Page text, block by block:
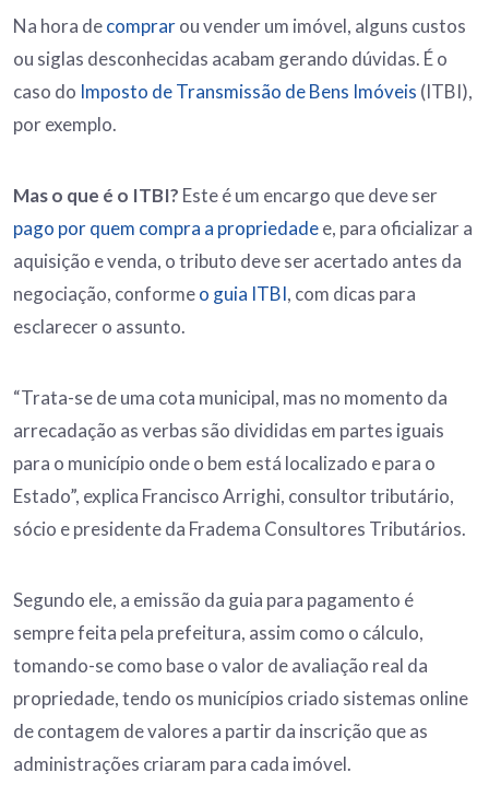
Na hora decomprarou vender um imóvel, alguns custos
ou siglas desconhecidas acabam gerando dúvidas. É o
caso do Imposto de Transmissão de Bens Imóveis (ITBI),
por exemplo.
Mas o que é o ITBI? Este é um encargo que deve ser
pago por quem compra a propriedadee, para oficializar a
aquisição e venda, o tributo deve ser acertado antes da
negociação, conformeo guia ITBI, com dicas para
esclarecer o assunto.
“Trata-se de uma cota municipal, mas no momento da
arrecadação as verbas são divididas em partes iguais
para o município onde o bem está localizado e para o
Estado”, explica Francisco Arrighi, consultor tributário,
sócio e presidente da Fradema Consultores Tributários.
Segundo ele, a emissão da guia para pagamento é
sempre feita pela prefeitura, assim como o cálculo,
tomando-se como base o valor de avaliação real da
propriedade, tendo os municípios criado sistemas online
de contagem de valores a partir da inscrição que as
administrações criaram para cada imóvel.